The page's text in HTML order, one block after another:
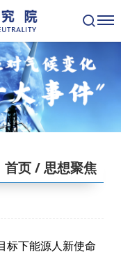
首页/ 思想聚焦
标下能源人新使命